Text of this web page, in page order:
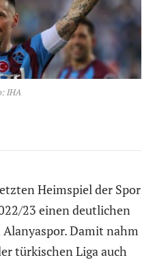
IHA
Heimspiel der Spor
23 einen deutlichen
Damit nahm
türkischen Liga auch